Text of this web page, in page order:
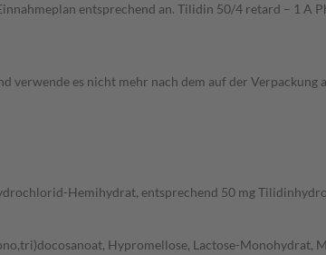
entsprechend an. Tilidin 50/4 retard – 1 A
verwende es nicht mehr nach dem auf der
Hemihydrat, entsprechend 50 mg
Hypromellose, Lactose-Monohydrat,